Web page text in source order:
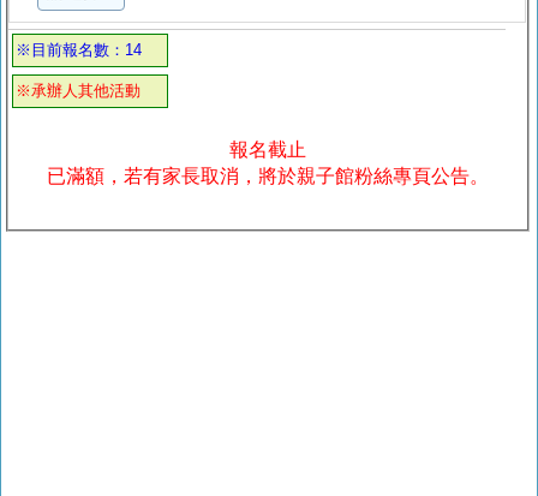
※目前報名數：14
※承辦人其他活動
報名截止
已滿額，若有家長取消，將於親子館粉絲專頁公告。